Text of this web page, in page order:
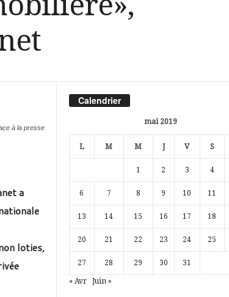
à la presse
a
loties,
Calendrier
mai 2019
L M M J V S
1 2 3 4
6 7 8 9 10 11
13 14 15 16 17 18
20 21 22 23 24 25
27 28 29 30 31
« Avr Juin »